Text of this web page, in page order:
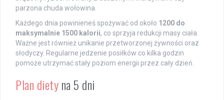
parzona chuda wołowina.
Każdego dnia powinieneś spożywać od około 1200 do
maksymalnie 1500 kalorii, co sprzyja redukcji masy ciała.
Ważne jest również unikanie przetworzonej żywności oraz
słodyczy. Regularne jedzenie posiłków co kilka godzin
pomoże utrzymać stały poziom energii przez cały dzień.
Plan dietyna 5 dni